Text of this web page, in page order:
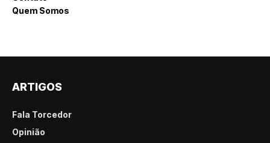
Quem Somos
ARTIGOS
Fala Torcedor
Opinião